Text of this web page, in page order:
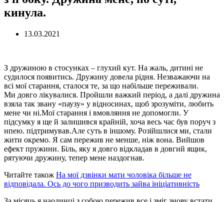
кинула.
13.03.2021
З дружиною в стосунках – глухий кут. На жаль, дитині не
судилося появитись. Дружину довела рідня. Незважаючи на
всі мої старання, сталося те, за що набільше переживали.
Ми довго лікувалися. Пройшли важкий період, а далі дружина
взяла так звану «паузу» у відносинах, щоб зрозуміти, любить
мене чи ні.Мої старання і вмовляння не допомогли. У
підсумку я ще й залишився крайній, хоча весь час був поруч з
нпею. підтримував.Але суть в іншому. Розійшлися ми, стали
жити окремо. Я сам пережив не менше, ніж вона. Вийшов
ефект пружини. Біль, яку я довго відкладав в довгий ящик,
рятуючи дружину, тепер мене наздогнав.
Читайте також На мої дзвінки мати чоловіка більше не
відповідала. Ось до чого призводить зайва ініціативність